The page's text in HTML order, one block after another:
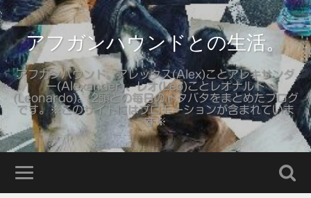
アフガンハウンドとの生活。
アフガンハウンド。アレックス(Alex)ことアレキサンダ
ー(Alexander)、レオ(Leo)ことレオナルド
(Leonardo)。 2頭との毎日のドタバタをまとめたブログ
です。※このサイトにはプロモーションが含まれていま
す※